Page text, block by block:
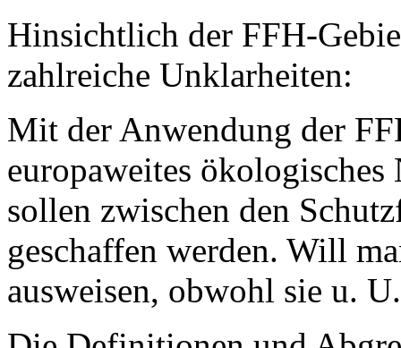
Hinsichtlich der FFH-
zahlreiche Unklarheiten:
Mit der Anwendung der
europaweites
sollen zwischen den
geschaffen werden. Will
ausweisen, obwohl sie u.